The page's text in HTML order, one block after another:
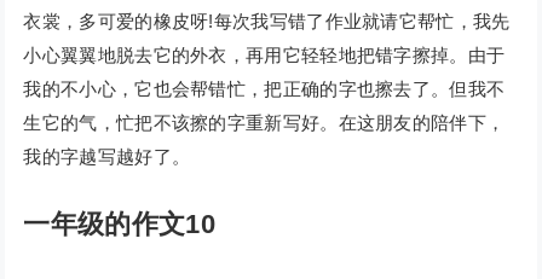
衣裳，多可爱的橡皮呀!每次我写错了作业就请它帮忙，我先
小心翼翼地脱去它的外衣，再用它轻轻地把错字擦掉。由于
我的不小心，它也会帮错忙，把正确的字也擦去了。但我不
生它的气，忙把不该擦的字重新写好。在这朋友的陪伴下，
我的字越写越好了。
一年级的作文10